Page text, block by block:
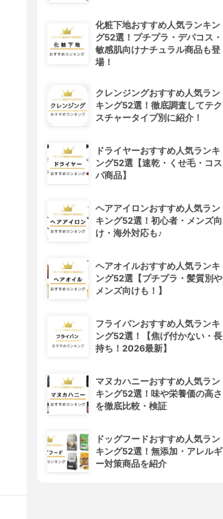
化粧下地おすすめ人気ランキン
グ52選！プチプラ・デパコス・
敏感肌向けナチュラル商品も登
場！
クレンジングおすすめ人気ラン
キング52選！徹底調査してテク
スチャータイプ別に紹介！
ドライヤーおすすめ人気ランキ
ング52選【速乾・くせ毛・コス
パ商品】
ヘアアイロンおすすめ人気ラン
キング52選！初心者・メンズ向
け・海外対応も♪
ヘアオイルおすすめ人気ランキ
ング52選【プチプラ・髪質別や
メンズ向けも！】
フライパンおすすめ人気ランキ
ング52選！【焦げ付かない・長
持ち！2026最新】
マヌカハニーおすすめ人気ラン
キング52選！味や栄養価の高さ
を徹底比較・検証
ドッグフードおすすめ人気ラン
キング52選！無添加・アレルギ
ー対策商品を紹介